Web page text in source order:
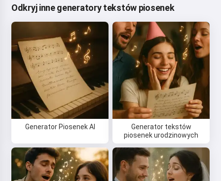
Odkryj inne generatory tekstów piosenek
Generator Piosenek AI
Generator tekstów
piosenek urodzinowych